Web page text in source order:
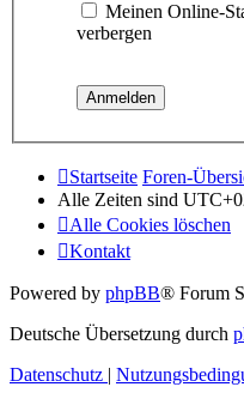
Meinen Online-
verbergen
Startseite Foren-
Alle Zeiten sind
Alle Cookies löschen
Kontakt
Powered by phpBB® Forum
Deutsche Übersetzung durch
Datenschutz |